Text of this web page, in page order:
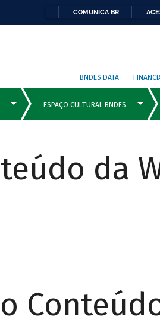
COMUNICA BR
BNDES DATA
da